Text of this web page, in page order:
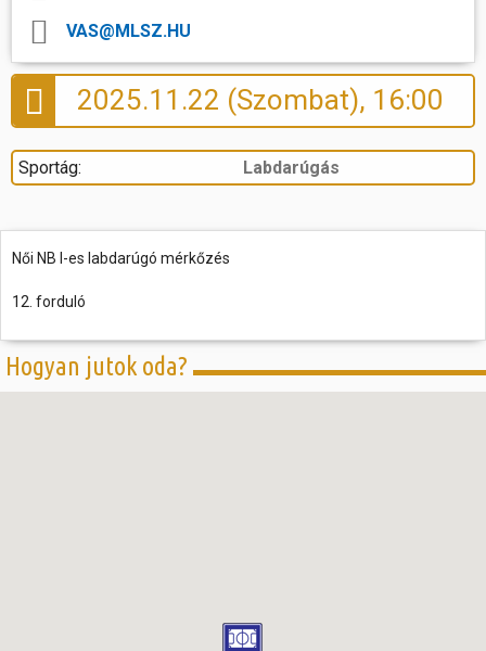
VAS@MLSZ.HU
2025.11.22 (Szombat), 16:00
Sportág: Labdarúgás
Női NB I-es labdarúgó mérkőzés
12. forduló
Hogyan jutok oda?